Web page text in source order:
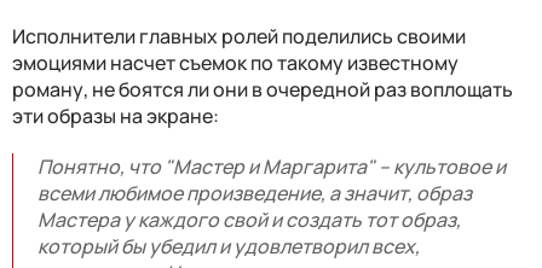
Исполнители главных ролей поделились своими
эмоциями насчет съемок по такому известному
роману, не боятся ли они в очередной раз воплощать
эти образы на экране:
Понятно, что "Мастер и Маргарита" – культовое и
всеми любимое произведение, а значит, образ
Мастера у каждого свой и создать тот образ,
который бы убедил и удовлетворил всех,